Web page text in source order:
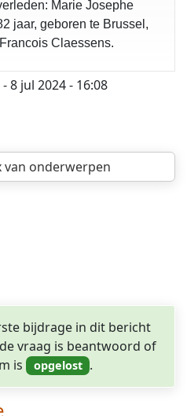
Marie Josephe
jaar, geboren te Brussel,
Claessens.
- 8 jul 2024 - 16:08
van onderwerpen
bijdrage in dit bericht
vraag is beantwoord of
is
.